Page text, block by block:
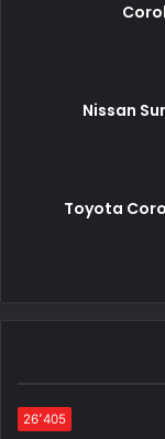
Nissan
Toyota
26٬405